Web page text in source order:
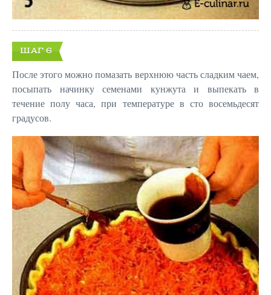
ШАГ 6
После этого можно помазать верхнюю часть сладким чаем,
посыпать начинку семенами кунжута и выпекать в
течение полу часа, при температуре в сто восемьдесят
градусов.